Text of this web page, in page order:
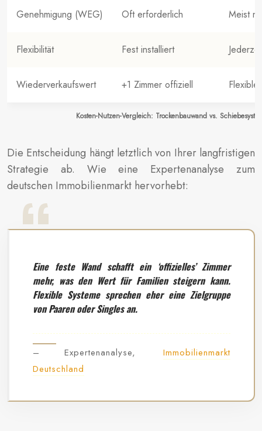
Kosten-Nutzen-Vergleich: Trockenbauwand vs.
Genehmigung (WEG) Oft erforderlich Meist
Flexibilität Fest installiert
Wiederverkaufswert +1 Zimmer offiziell
Die Entscheidung hängt letztlich von Ihrer langfristigen
Strategie ab. Wie eine Expertenanalyse zum
deutschen Immobilienmarkt hervorhebt:
Eine feste Wand schafft ein ‘offizielles’ Zimmer
mehr, was den Wert für Familien steigern kann.
Flexible Systeme sprechen eher eine Zielgruppe
von Paaren oder Singles an.
– Expertenanalyse,
Immobilienmarkt
Deutschland